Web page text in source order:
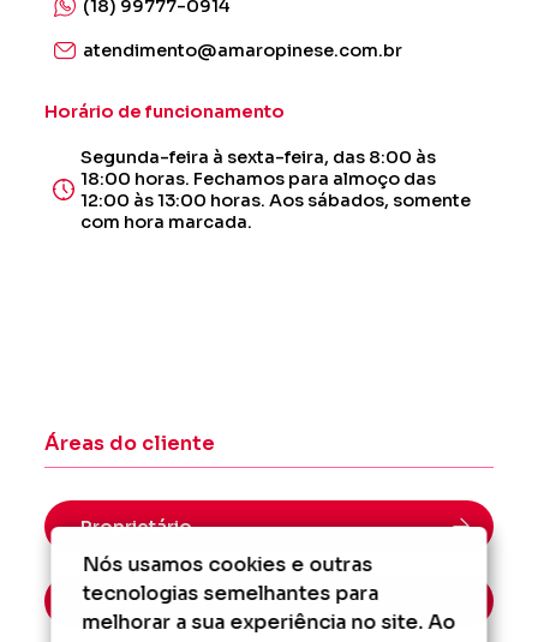
(18) 99777-0914
atendimento@amaropinese.com.br
Horário de funcionamento
Segunda-feira à sexta-feira, das 8:00 às
18:00 horas. Fechamos para almoço das
12:00 às 13:00 horas. Aos sábados, somente
com hora marcada.
Áreas do cliente
Proprietário
Inquilino
Nós usamos cookies e outras
tecnologias semelhantes para
melhorar a sua experiência no site. Ao